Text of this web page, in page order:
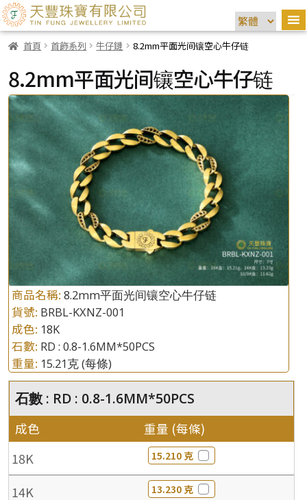
首頁 首飾系列 牛仔鏈 8.2mm平面光间镶空心牛仔链
8.2mm平面光间镶空心牛仔链
商品名稱: 8.2mm平面光间镶空心牛仔链
貨號: BRBL-KXNZ-001
成色: 18K
石數: RD : 0.8-1.6MM*50PCS
重量: 15.21克(每條)
石數 : RD : 0.8-1.6MM*50PCS
成色 重量 (每條)
18K 15.210 克
14K 13.230 克